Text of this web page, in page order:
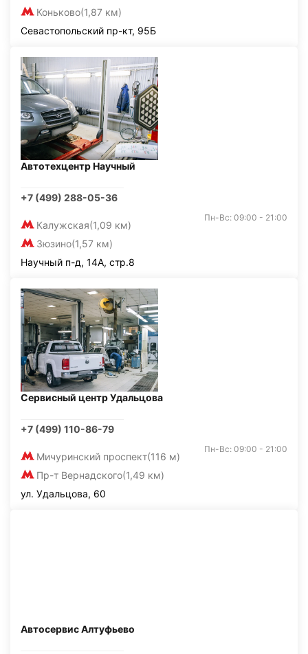
Коньково(1,87 км)
Севастопольский пр-кт, 95Б
Автотехцентр Научный
+7 (499) 288-05-36
Калужская(1,09 км)
Зюзино(1,57 км)
Пн-Вс: 09:00 - 21:00
Научный п-д, 14А, стр.8
Сервисный центр Удальцова
+7 (499) 110-86-79
Мичуринский проспект(116 м)
Пр-т Вернадского(1,49 км)
Пн-Вс: 09:00 - 21:00
ул. Удальцова, 60
Автосервис Алтуфьево